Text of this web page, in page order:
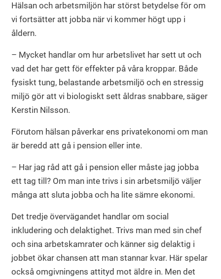
Hälsan och arbetsmiljön har störst betydelse för om
vi fortsätter att jobba när vi kommer högt upp i
åldern.
– Mycket handlar om hur arbetslivet har sett ut och
vad det har gett för effekter på våra kroppar. Både
fysiskt tung, belastande arbetsmiljö och en stressig
miljö gör att vi biologiskt sett åldras snabbare, säger
Kerstin Nilsson.
Förutom hälsan påverkar ens privatekonomi om man
är beredd att gå i pension eller inte.
– Har jag råd att gå i pension eller måste jag jobba
ett tag till? Om man inte trivs i sin arbetsmiljö väljer
många att sluta jobba och ha lite sämre ekonomi.
Det tredje övervägandet handlar om social
inkludering och delaktighet. Trivs man med sin chef
och sina arbetskamrater och känner sig delaktig i
jobbet ökar chansen att man stannar kvar. Här spelar
också omgivningens attityd mot äldre in. Men det